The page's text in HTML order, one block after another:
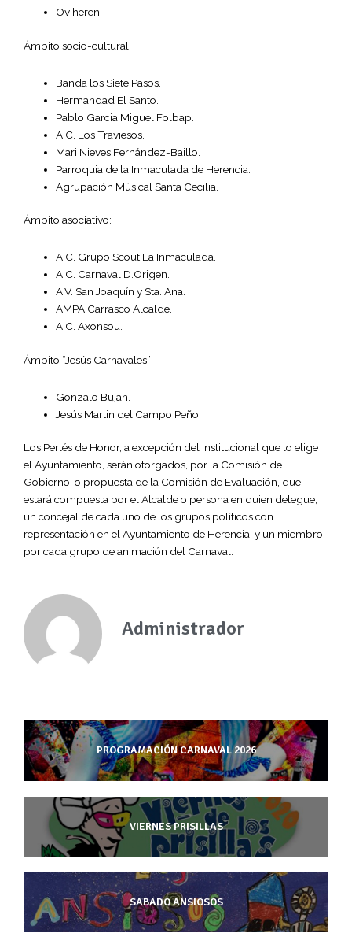
Oviheren.
Ámbito socio-cultural:
Banda los Siete Pasos.
Hermandad El Santo.
Pablo Garcia Miguel Folbap.
A.C. Los Traviesos.
Mari Nieves Fernández-Baillo.
Parroquia de la Inmaculada de Herencia.
Agrupación Músical Santa Cecilia.
Ámbito asociativo:
A.C. Grupo Scout La Inmaculada.
A.C. Carnaval D.Origen.
A.V. San Joaquín y Sta. Ana.
AMPA Carrasco Alcalde.
A.C. Axonsou.
Ámbito “Jesús Carnavales”:
Gonzalo Bujan.
Jesús Martin del Campo Peño.
Los Perlés de Honor, a excepción del institucional que lo elige
el Ayuntamiento, serán otorgados, por la Comisión de
Gobierno, o propuesta de la Comisión de Evaluación, que
estará compuesta por el Alcalde o persona en quien delegue,
un concejal de cada uno de los grupos políticos con
representación en el Ayuntamiento de Herencia, y un miembro
por cada grupo de animación del Carnaval.
Administrador
PROGRAMACIÓN CARNAVAL 2026
VIERNES PRISILLAS
SABADO ANSIOSOS